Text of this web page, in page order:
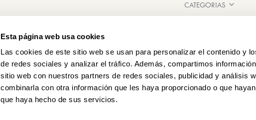
Esta página web usa cookies
Las cookies de este sitio web se usan para personalizar el contenido y
de redes sociales y analizar el tráfico. Además, compartimos
sitio web con nuestros partners de redes sociales, publicidad y análisis
combinarla con otra información que les haya proporcionado o que
que haya hecho de sus servicios.
CATEGORIAS
PONTOS DE VENDA